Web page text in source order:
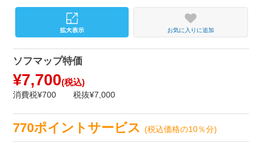
お気に入りに追加
ソフマップ特価
¥7,700(税込)
消費税¥700 税抜¥7,000
770ポイントサービス(税込価格の10％分)